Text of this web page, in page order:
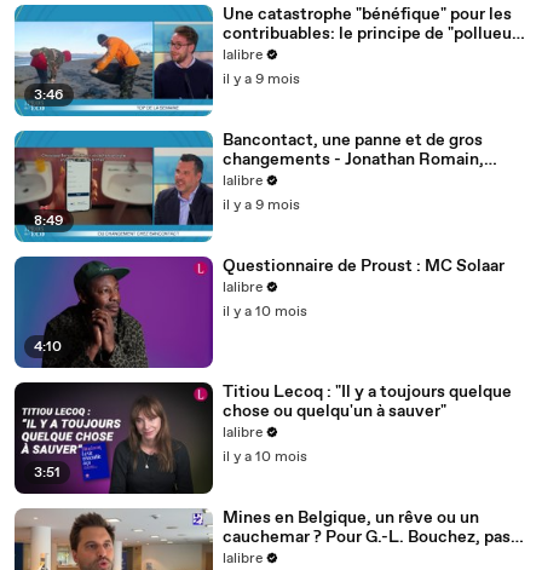
3:46
Une catastrophe "bénéfique" pour les
contribuables: le principe de "pollueur
payeur". Le Top de Robin Gille
lalibre
il y a 9 mois
8:49
Bancontact, une panne et de gros
changements - Jonathan Romain,
l'Invité des Pros de l'Eco, par Antonin
Marsac
lalibre
il y a 9 mois
4:10
Questionnaire de Proust : MC Solaar
lalibre
il y a 10 mois
3:51
Titiou Lecoq : "Il y a toujours quelque
chose ou quelqu'un à sauver"
lalibre
il y a 10 mois
Mines en Belgique, un rêve ou un
cauchemar ? Pour G.-L. Bouchez, pas
de doute: "La Chine vide nos poches"
lalibre